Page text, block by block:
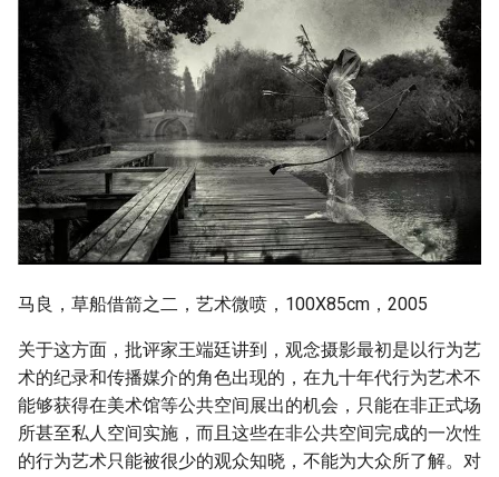
马良，草船借箭之二，艺术微喷，100X85cm，2005
关于这方面，批评家王端廷讲到，观念摄影最初是以行为艺
术的纪录和传播媒介的角色出现的，在九十年代行为艺术不
能够获得在美术馆等公共空间展出的机会，只能在非正式场
所甚至私人空间实施，而且这些在非公共空间完成的一次性
的行为艺术只能被很少的观众知晓，不能为大众所了解。对